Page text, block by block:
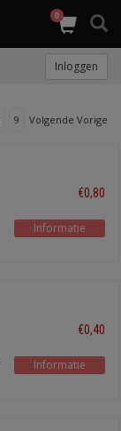
0
Inloggen
9 Volgende Vorige
€0,80
Informatie
€0,40
Informatie